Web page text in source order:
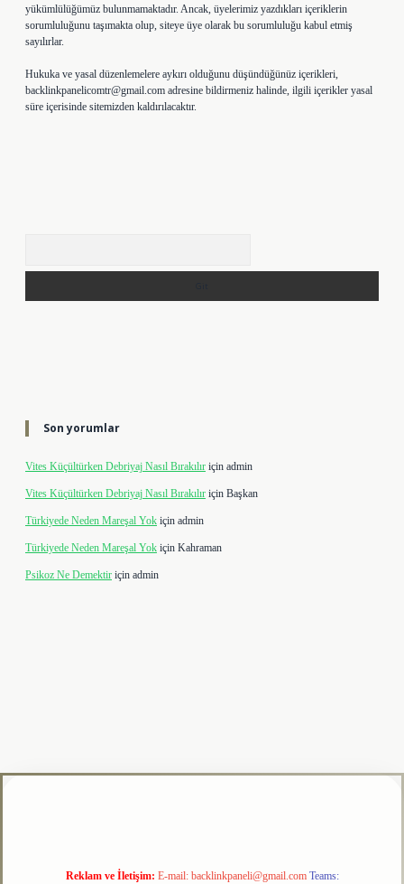
yükümlülüğümüz bulunmamaktadır. Ancak, üyelerimiz yazdıkları içeriklerin
sorumluluğunu taşımakta olup, siteye üye olarak bu sorumluluğu kabul etmiş
sayılırlar.
Hukuka ve yasal düzenlemelere aykırı olduğunu düşündüğünüz içerikleri,
backlinkpanelicomtr@gmail.com adresine bildirmeniz halinde, ilgili içerikler yasal
süre içerisinde sitemizden kaldırılacaktır.
Son yorumlar
Vites Küçültürken Debriyaj Nasıl Bırakılır için admin
Vites Küçültürken Debriyaj Nasıl Bırakılır için Başkan
Türkiyede Neden Mareşal Yok için admin
Türkiyede Neden Mareşal Yok için Kahraman
Psikoz Ne Demektir için admin
Reklam ve İletişim: E-mail: backlinkpaneli@gmail.com Teams: